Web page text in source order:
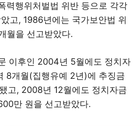
력행위처벌법 위반 등으로 각각
고, 1986년에는 국가보안법 위
월을 선고받았다.
이후인 2004년 5월에도 정치자
8개월(집행유예 2년)에 추징금
고, 2008년 12월에도 정치자금
만 원을 선고받았다.